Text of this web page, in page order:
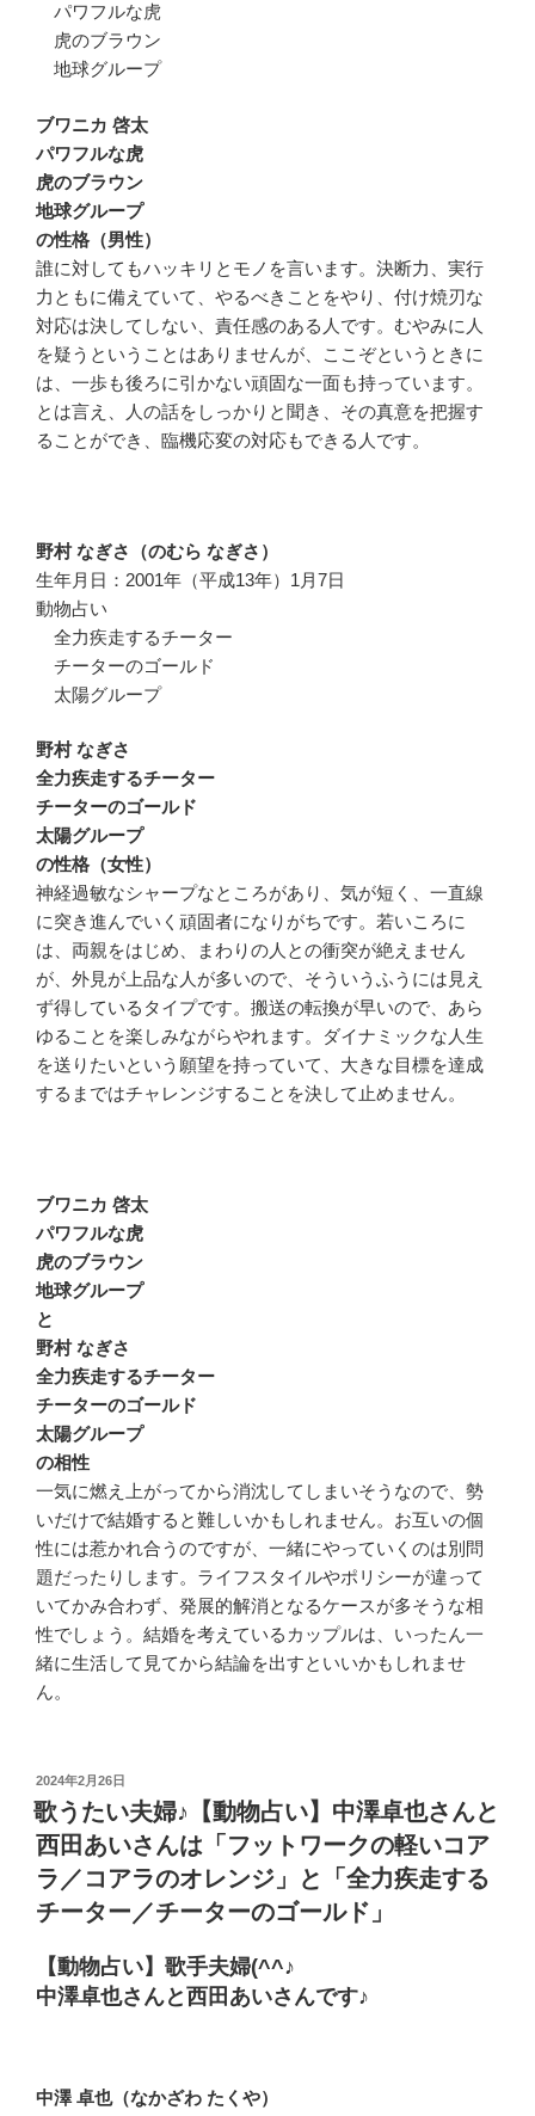
パワフルな虎
虎のブラウン
地球グループ
ブワニカ 啓太
パワフルな虎
虎のブラウン
地球グループ
の性格（男性）
誰に対してもハッキリとモノを言います。決断力、実行
力ともに備えていて、やるべきことをやり、付け焼刃な
対応は決してしない、責任感のある人です。むやみに人
を疑うということはありませんが、ここぞというときに
は、一歩も後ろに引かない頑固な一面も持っています。
とは言え、人の話をしっかりと聞き、その真意を把握す
ることができ、臨機応変の対応もできる人です。
野村 なぎさ（のむら なぎさ）
生年月日：2001年（平成13年）1月7日
動物占い
全力疾走するチーター
チーターのゴールド
太陽グループ
野村 なぎさ
全力疾走するチーター
チーターのゴールド
太陽グループ
の性格（女性）
神経過敏なシャープなところがあり、気が短く、一直線
に突き進んでいく頑固者になりがちです。若いころに
は、両親をはじめ、まわりの人との衝突が絶えません
が、外見が上品な人が多いので、そういうふうには見え
ず得しているタイプです。搬送の転換が早いので、あら
ゆることを楽しみながらやれます。ダイナミックな人生
を送りたいという願望を持っていて、大きな目標を達成
するまではチャレンジすることを決して止めません。
ブワニカ 啓太
パワフルな虎
虎のブラウン
地球グループ
と
野村 なぎさ
全力疾走するチーター
チーターのゴールド
太陽グループ
の相性
一気に燃え上がってから消沈してしまいそうなので、勢
いだけで結婚すると難しいかもしれません。お互いの個
性には惹かれ合うのですが、一緒にやっていくのは別問
題だったりします。ライフスタイルやポリシーが違って
いてかみ合わず、発展的解消となるケースが多そうな相
性でしょう。結婚を考えているカップルは、いったん一
緒に生活して見てから結論を出すといいかもしれませ
ん。
投
稿
日:
2024年2月26日
歌うたい夫婦♪【動物占い】中澤卓也さんと
西田あいさんは「フットワークの軽いコア
ラ／コアラのオレンジ」と「全力疾走する
チーター／チーターのゴールド」
【動物占い】歌手夫婦(^^♪
中澤卓也さんと西田あいさんです♪
中澤 卓也（なかざわ たくや）